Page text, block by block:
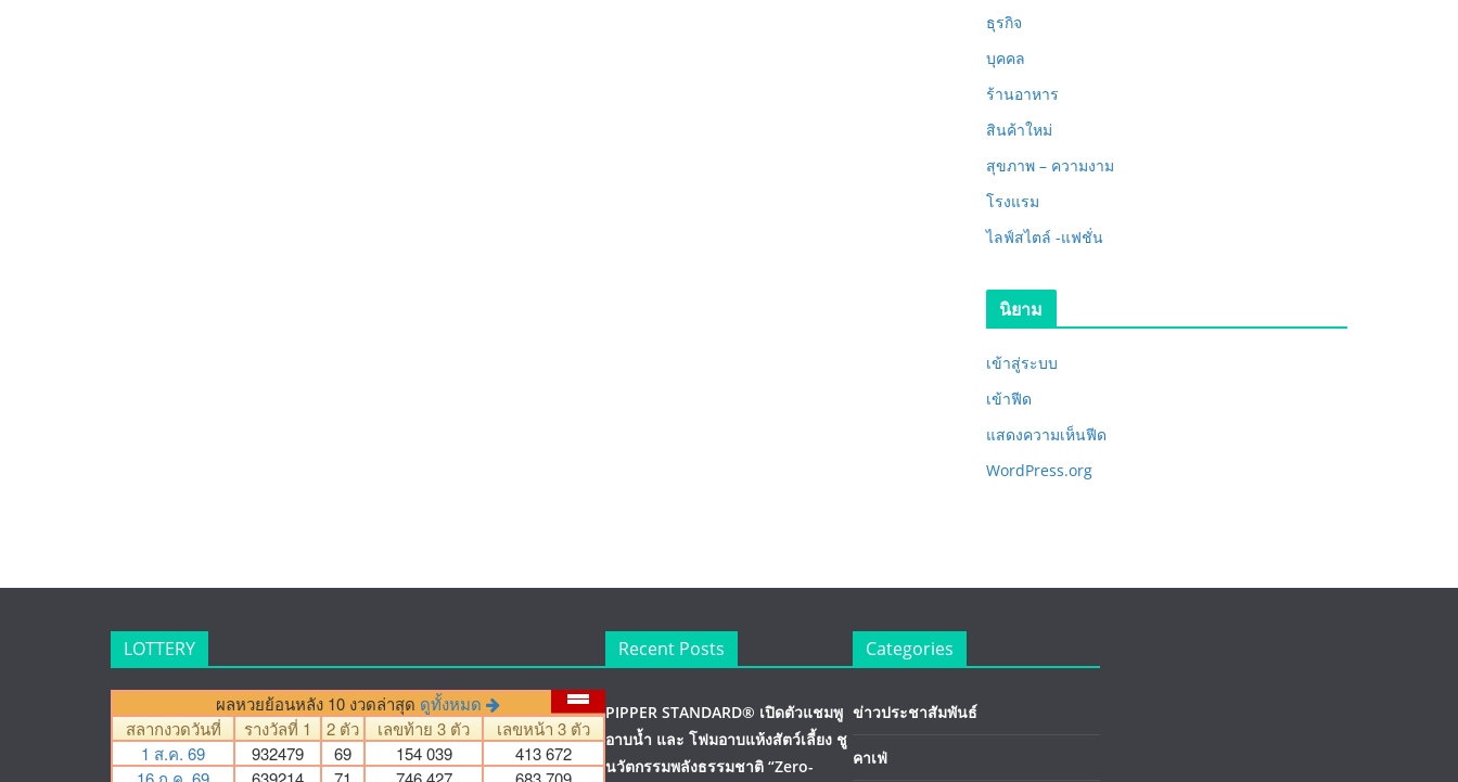
ธุรกิจ
บุคคล
ร้านอาหาร
สินค้าใหม่
สุขภาพ – ความงาม
โรงแรม
ไลฟ์สไตล์ -แฟชั่น
นิยาม
เข้าสู่ระบบ
เข้าฟีด
แสดงความเห็นฟีด
WordPress.org
LOTTERY Recent Posts
PIPPER STANDARD® เปิดตัวแชมพู
อาบน้ำ และ โฟมอาบแห้งสัตว์เลี้ยง ชู
นวัตกรรมพลังธรรมชาติ “Zero-
Categories
ข่าวประชาสัมพันธ์
คาเฟ่